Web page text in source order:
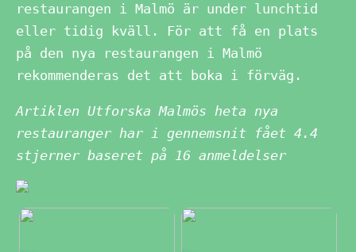
restaurangen i Malmö är under lunchtid
eller tidig kväll. För att få en plats
på den nya restaurangen i Malmö
rekommenderas det att boka i förväg.
Artiklen Utforska Malmös heta nya
restauranger har i gennemsnit fået 4.4
stjerner baseret på 16 anmeldelser